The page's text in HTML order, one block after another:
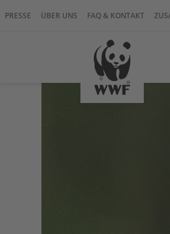
PRESSE ÜBER UNS FAQ & KONTAKT